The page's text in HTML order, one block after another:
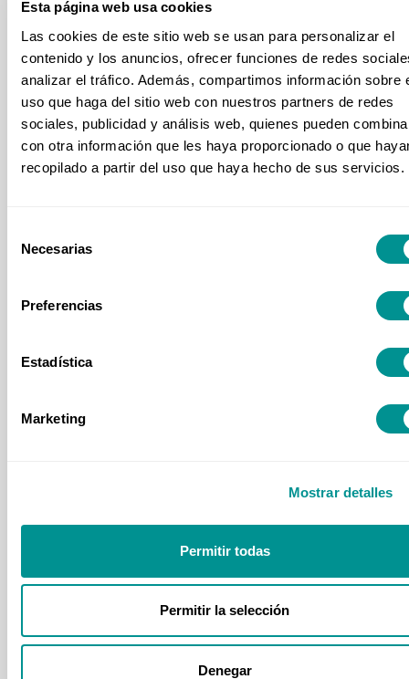
Esta página web usa cookies
Las cookies de este sitio web se usan para personalizar el
contenido y los anuncios, ofrecer funciones de redes
analizar el tráfico. Además, compartimos información sobre
uso que haga del sitio web con nuestros partners de redes
sociales, publicidad y análisis web, quienes pueden
con otra información que les haya proporcionado o que
recopilado a partir del uso que haya hecho de sus servicios.
Necesarias
Preferencias
Estadística
Marketing
Mostrar detalles
Permitir todas
Permitir la selección
Denegar
Construcción
Excel Empresarial
Exportación e Importación
Financiera
Informática y TI
Marketing
Personal Administrativo